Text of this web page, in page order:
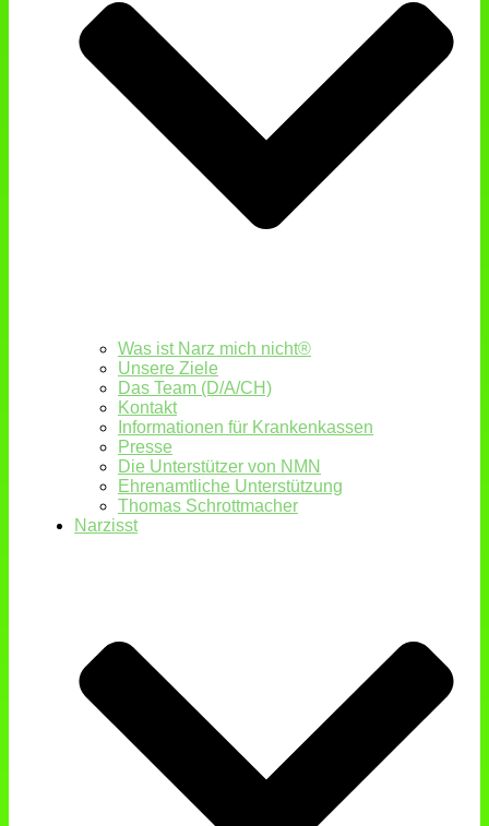
Was ist Narz mich nicht®
Unsere Ziele
Das Team (D/A/CH)
Kontakt
Informationen für Krankenkassen
Presse
Die Unterstützer von NMN
Ehrenamtliche Unterstützung
Thomas Schrottmacher
Narzisst